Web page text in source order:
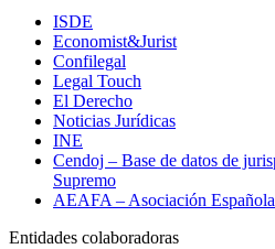
ISDE
Economist&Jurist
Confilegal
Legal Touch
El Derecho
Noticias Jurídicas
INE
Cendoj – Base de datos de
Supremo
AEAFA – Asociación
Entidades colaboradoras